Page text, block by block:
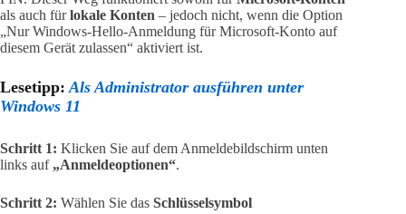
als auch fürlokale Konten – jedoch nicht, wenn die Option
„Nur Windows-Hello-Anmeldung für Microsoft-Konto auf
diesem Gerät zulassen“ aktiviert ist.
Lesetipp: Als Administrator ausführen unter
Windows 11
Schritt 1: Klicken Sie auf dem Anmeldebildschirm unten
links auf „Anmeldeoptionen“.
Schritt 2: Wählen Sie das Schlüsselsymbol